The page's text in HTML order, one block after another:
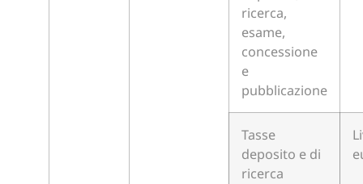
ricerca,
esame,
concessione
e
pubblicazione
Tasse
deposito e di
ricerca